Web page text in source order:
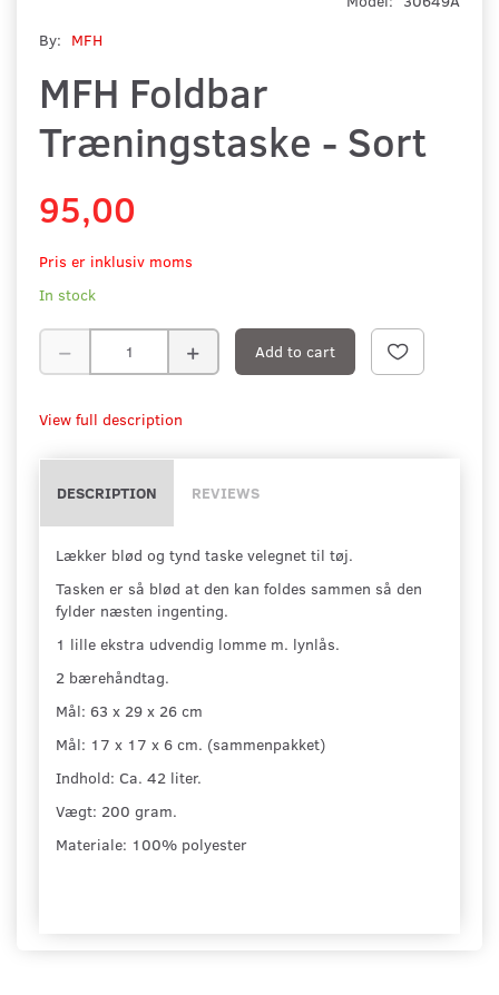
By: MFH
MFH Foldbar
Træningstaske - Sort
95,00
Pris er inklusiv moms
In stock
Add to cart
View full description
DESCRIPTION REVIEWS
Lækker blød og tynd taske velegnet til tøj.
Tasken er så blød at den kan foldes sammen så den
fylder næsten ingenting.
1 lille ekstra udvendig lomme m. lynlås.
2 bærehåndtag.
Mål: 63 x 29 x 26 cm
Mål: 17 x 17 x 6 cm. (sammenpakket)
Indhold: Ca. 42 liter.
Vægt: 200 gram.
Materiale: 100% polyester